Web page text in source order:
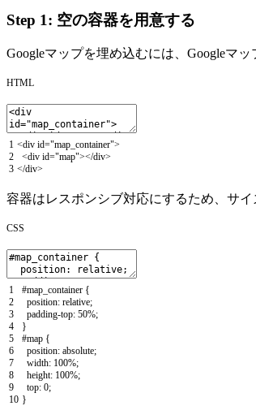
Step 1: 空の容器を用意する
Googleマップを埋め込むには、Googleマ
HTML
1
2
3
<div id="map_container">
<div id="map"></div>
</div>
容器はレスポンシブ対応にするため、サイ
CSS
1
2
3
4
5
6
7
8
9
10
#map_container {
position: relative;
padding-top: 50%;
}
#map {
position: absolute;
width: 100%;
height: 100%;
top: 0;
}